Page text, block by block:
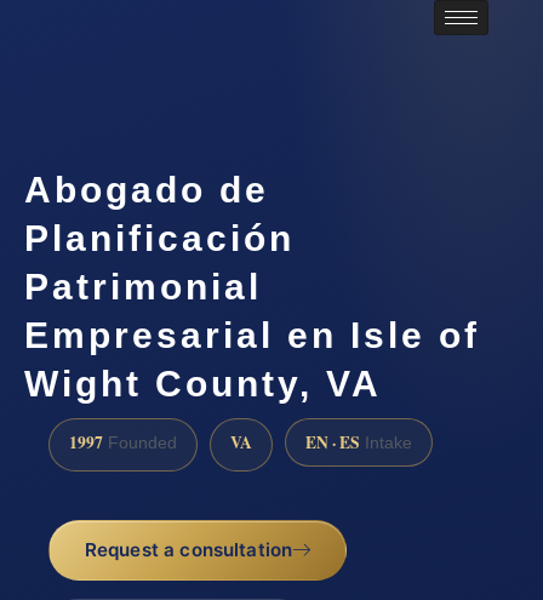
Abogado de
Planificación
Patrimonial
Empresarial en Isle of
Wight County, VA
1997 Founded VA EN · ES Intake
Request a consultation